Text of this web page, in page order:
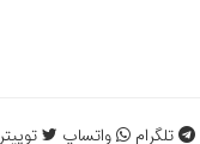
تلگرام واتساپ توییتر